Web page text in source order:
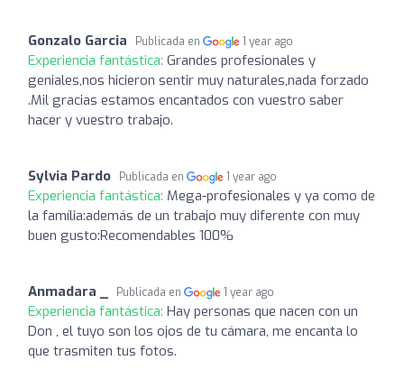
Gonzalo Garcia Publicada en 1 year ago
Experiencia fantástica: Grandes profesionales y
geniales,nos hicieron sentir muy naturales,nada forzado
.Mil gracias estamos encantados con vuestro saber
hacer y vuestro trabajo.
Sylvia Pardo Publicada en 1 year ago
Experiencia fantástica: Mega-profesionales y ya como de
la família:además de un trabajo muy diferente con muy
buen gusto:Recomendables 100%
Anmadara _ Publicada en 1 year ago
Experiencia fantástica: Hay personas que nacen con un
Don , el tuyo son los ojos de tu cámara, me encanta lo
que trasmiten tus fotos.